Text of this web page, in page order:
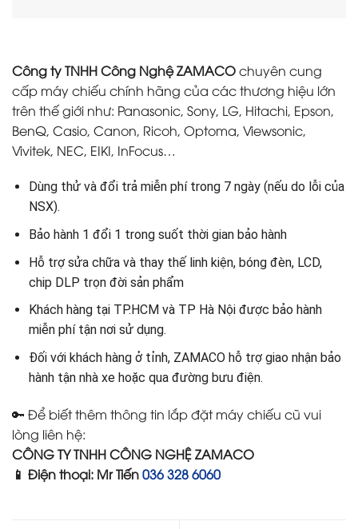
Công ty TNHH Công Nghệ ZAMACOchuyên cung
cấp máy chiếu chính hãng của các thương hiệu lớn
trên thế giới như: Panasonic, Sony, LG, Hitachi, Epson,
BenQ, Casio, Canon, Ricoh, Optoma, Viewsonic,
Vivitek, NEC, EIKI, InFocus…
Dùng thử và đổi trả miễn phí trong 7 ngày (nếu do lỗi của
NSX).
Bảo hành 1 đổi 1 trong suốt thời gian bảo hành
Hỗ trợ sửa chữa và thay thế linh kiện, bóng đèn, LCD,
chip DLP trọn đời sản phẩm
Khách hàng tại TP.HCM và TP Hà Nội được bảo hành
miễn phí tận nơi sử dụng.
Đối với khách hàng ở tỉnh, ZAMACO hỗ trợ giao nhận bảo
hành tận nhà xe hoặc qua đường bưu điện.
🔑 Để biết thêm thông tin lắp đặt máy chiếu cũ vui
lòng liên hệ:
CÔNG TY TNHH CÔNG NGHỆ ZAMACO
📱 Điện thoại: Mr Tiến036 328 6060